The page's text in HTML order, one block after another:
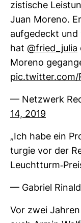
zis­ti­sche
Juan Moreno.
auf­ge­deckt und
hat @fried_julia
Moreno
pic.twitter.com/
— Netz­werk
14, 2019
„Ich habe ein
turgie vor der
Leucht­turm-​
— Gabriel
Vor zwei